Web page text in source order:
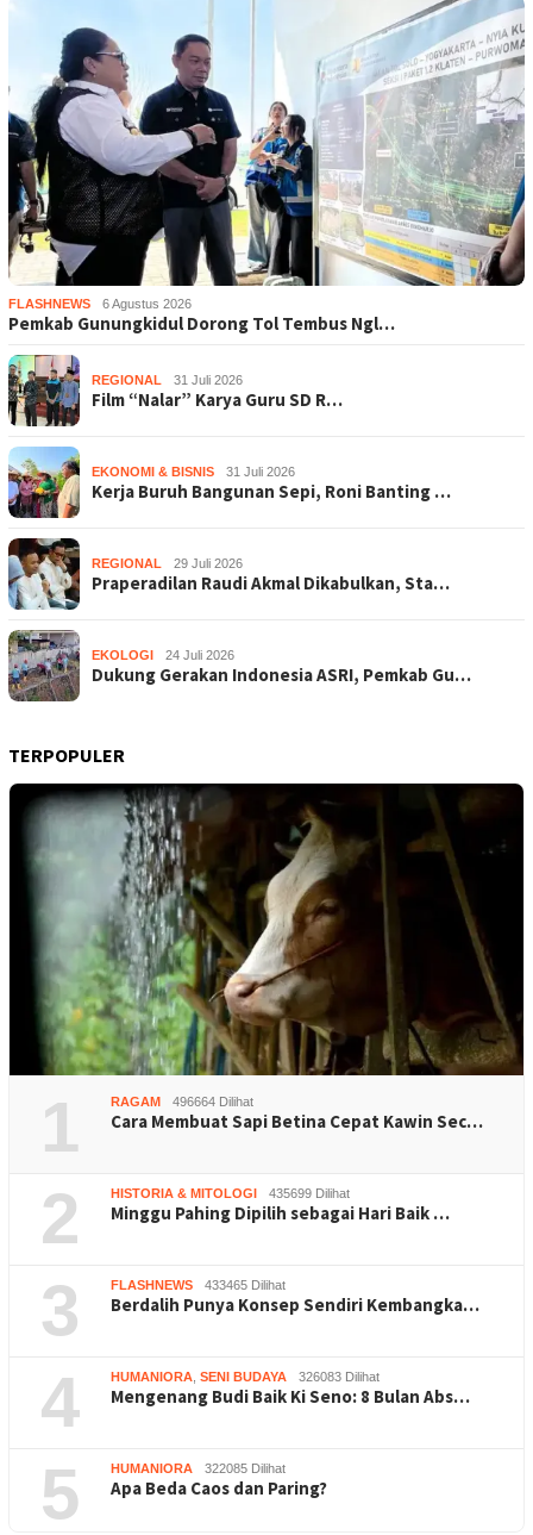
FLASHNEWS 6 Agustus 2026
Pemkab Gunungkidul Dorong Tol Tembus Ngl…
REGIONAL 31 Juli 2026
Film “Nalar” Karya Guru SD R…
EKONOMI & BISNIS 31 Juli 2026
Kerja Buruh Bangunan Sepi, Roni Banting …
REGIONAL 29 Juli 2026
Praperadilan Raudi Akmal Dikabulkan, Sta…
EKOLOGI 24 Juli 2026
Dukung Gerakan Indonesia ASRI, Pemkab Gu…
TERPOPULER
1 RAGAM 496664 Dilihat
Cara Membuat Sapi Betina Cepat Kawin Sec…
2 HISTORIA & MITOLOGI 435699 Dilihat
Minggu Pahing Dipilih sebagai Hari Baik …
3 FLASHNEWS 433465 Dilihat
Berdalih Punya Konsep Sendiri Kembangka…
4 HUMANIORA SENI BUDAYA 326083 Dilihat
Mengenang Budi Baik Ki Seno: 8 Bulan Abs…
5 HUMANIORA 322085 Dilihat
Apa Beda Caos dan Paring?